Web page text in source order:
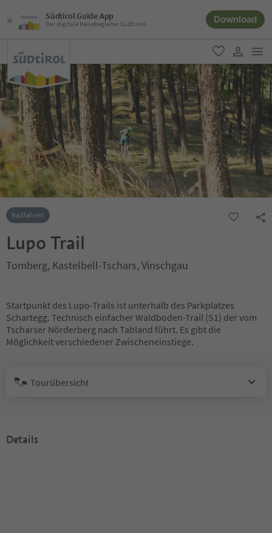
Südtirol Guide App
Der digitale Reisebegleiter Südtirols Download
favorit
user link
Radfahren
Lupo Trail
Tomberg, Kastelbell-Tschars, Vinschgau
Startpunkt des Lupo-Trails ist unterhalb des Parkplatzes
Schartegg. Technisch einfacher Waldboden-Trail (S1) der vom
Tscharser Nörderberg nach Tabland führt. Es gibt die
Möglichkeit verschiedener Zwischeneinstiege.
Tourübersicht
Details